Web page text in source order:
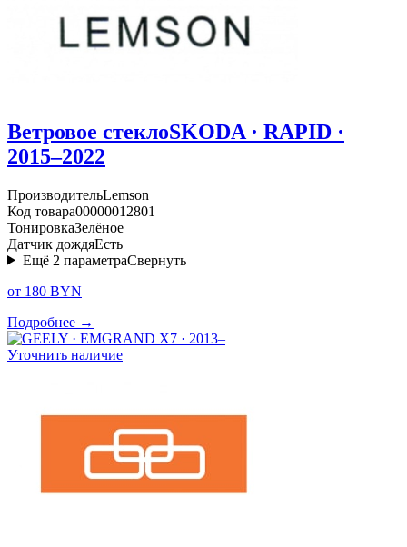
Ветровое стеклоSKODA · RAPID ·
2015–2022
ПроизводительLemson
Код товара00000012801
ТонировкаЗелёное
Датчик дождяЕсть
Ещё 2 параметраСвернуть
от 180 BYN
Подробнее →
Уточнить наличие